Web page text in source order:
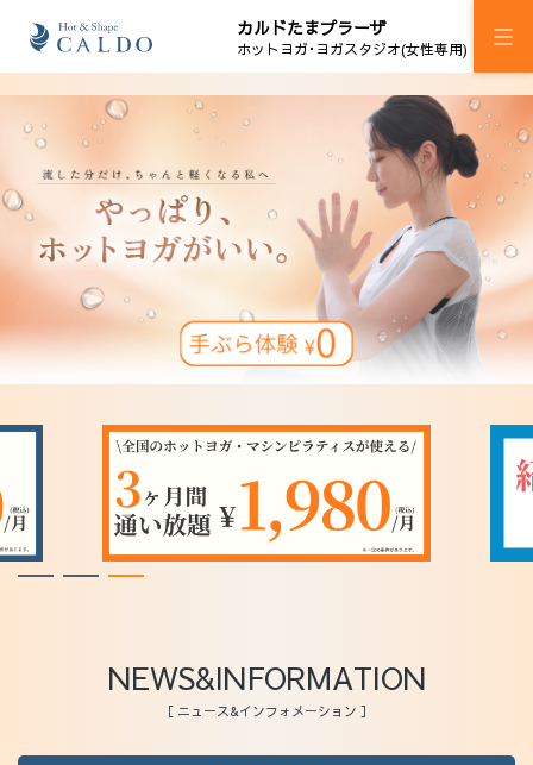
カルドたまプラーザ
ホットヨガ･ヨガスタジオ(女性専用)
施設案内
プログラム
スケジュール
料金
ウェルチケ
NEWS&INFORMATION
［ ニュース&インフォメーション ］